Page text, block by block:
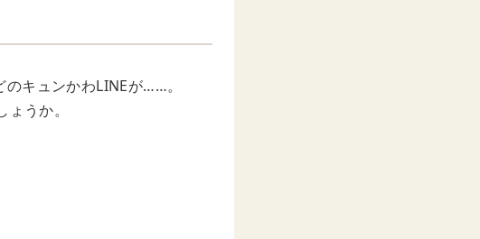
キュンかわLINEが……。
うか。